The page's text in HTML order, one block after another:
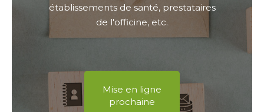
établissements de santé, prestataires
de l'officine, etc.
Mise en ligne
prochaine